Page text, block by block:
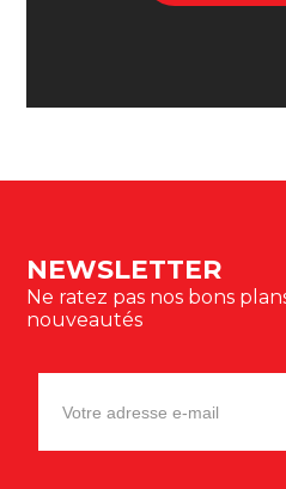
NEWSLETTER
Ne ratez pas nos bons
nouveautés